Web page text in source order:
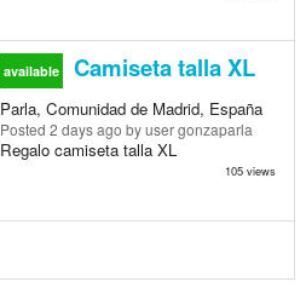
available Camiseta talla XL
Parla, Comunidad de Madrid, España
Posted 2 days ago by user gonzaparla
Regalo camiseta talla XL
105 views